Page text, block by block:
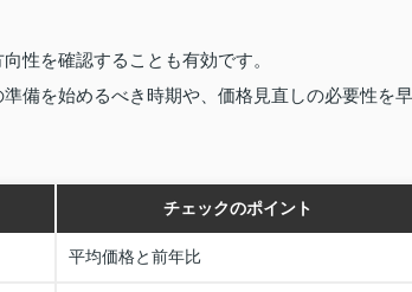
性を確認することも有効です。
備を始めるべき時期や、価格見直しの必要性を早
チェックのポイント
平均価格と前年比